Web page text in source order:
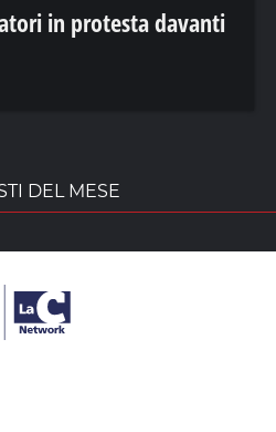
in protesta davanti
DEL MESE